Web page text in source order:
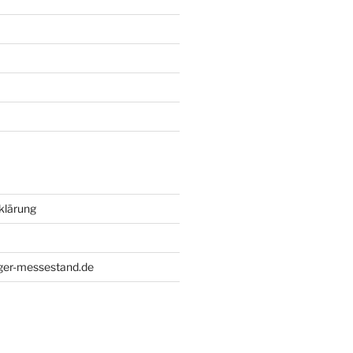
messestand.de